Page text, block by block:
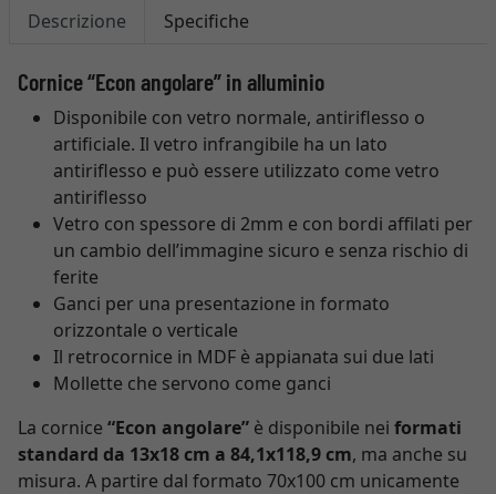
Descrizione Specifiche
Cornice “Econ angolare” in alluminio
Disponibile con vetro normale, antiriflesso o
artificiale. Il vetro infrangibile ha un lato
antiriflesso e può essere utilizzato come vetro
antiriflesso
Vetro con spessore di 2mm e con bordi affilati per
un cambio dell’immagine sicuro e senza rischio di
ferite
Ganci per una presentazione in formato
orizzontale o verticale
Il retrocornice in MDF è appianata sui due lati
Mollette che servono come ganci
La cornice “Econ angolare” è disponibile nei formati
standard da 13x18 cm a 84,1x118,9 cm, ma anche su
misura. A partire dal formato 70x100 cm unicamente